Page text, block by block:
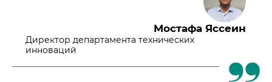
Мостафа Яссеин
Директор департамента технических
инноваций